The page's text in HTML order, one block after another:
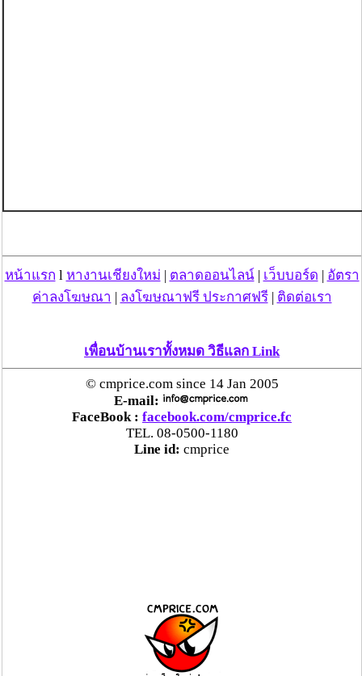
หน้าแรก l หางานเชียงใหม่ | ตลาดออนไลน์| เว็บบอร์ด | อัตรา
ค่าลงโฆษณา | ลงโฆษณาฟรี ประกาศฟรี| ติดต่อเรา
เพื่อนบ้านเราทั้งหมด วิธีแลก Link
© cmprice.com since 14 Jan 2005
E-mail:
FaceBook : facebook.com/cmprice.fc
TEL. 08-0500-1180
Line id: cmprice